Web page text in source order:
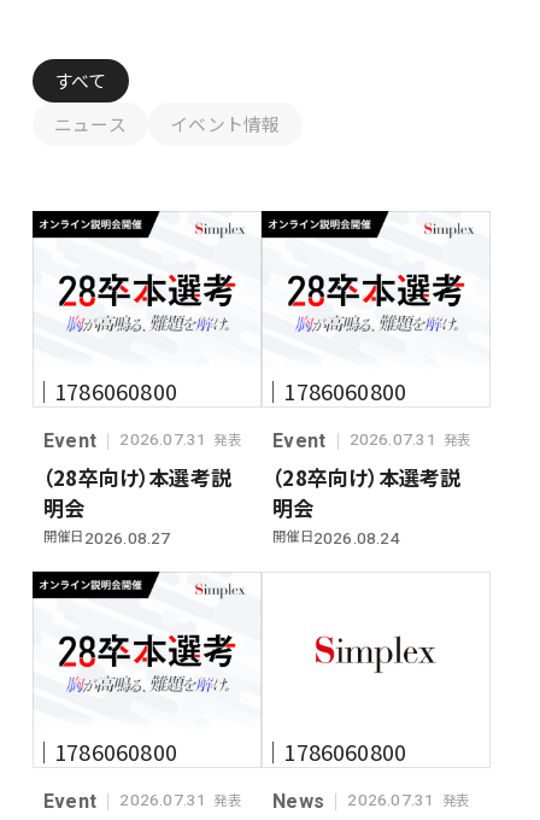
すべて
ニュース
イベント情報
｜1786060800
Event 2026.07.31 発表
（28卒向け）本選考説
明会
開催日2026.08.27
｜1786060800
Event 2026.07.31 発表
（28卒向け）本選考説
明会
開催日2026.08.24
｜1786060800
Event 2026.07.31 発表
｜1786060800
News 2026.07.31 発表